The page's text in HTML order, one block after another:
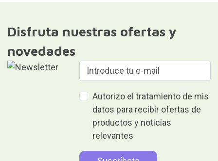
Disfruta nuestras ofertas y
novedades
Autorizo el tratamiento de mis
datos para recibir ofertas de
productos y noticias
relevantes